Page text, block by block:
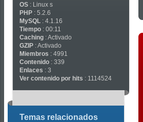
OS : Linux s
PHP : 5.2.6
MySQL : 4.1.16
Tiempo : 00:11
Caching : Activado
GZIP : Activado
Miembros : 4991
Contenido : 339
Enlaces : 3
Ver contenido por hits : 1114524
Temas relacionados